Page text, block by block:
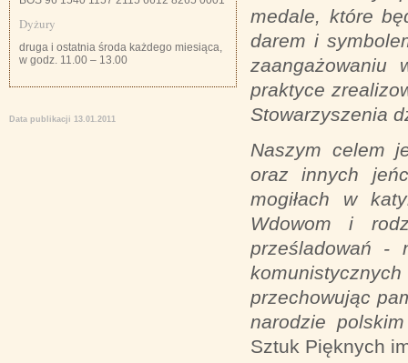
Dyżury
druga i ostatnia środa każdego miesiąca,
w godz. 11.00 – 13.00
medale, które
darem i
zaangażowaniu
praktyce
Stowarzyszenia
Naszym celem
oraz innych
mogiłach w
Wdowom i
prześladowań -
przechowując
narodzie polskim
Sztuk Pięknych
Data publikacji 13.01.2011